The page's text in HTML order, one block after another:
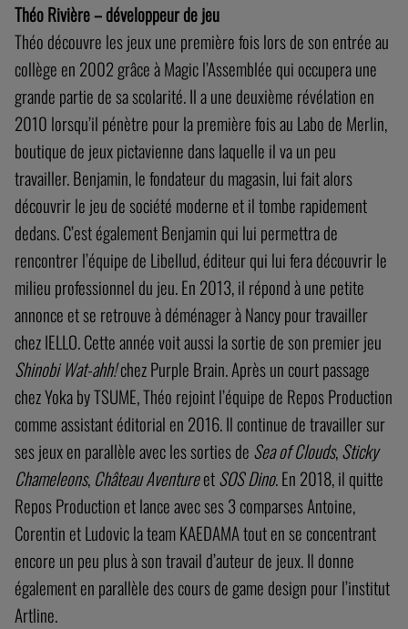
Théo Rivière – développeur de jeu
Théo découvre les jeux une première fois lors de son entrée au
collège en 2002 grâce à Magic l’Assemblée qui occupera une
grande partie de sa scolarité. Il a une deuxième révélation en
2010 lorsqu’il pénètre pour la première fois au Labo de Merlin,
boutique de jeux pictavienne dans laquelle il va un peu
travailler. Benjamin, le fondateur du magasin, lui fait alors
découvrir le jeu de société moderne et il tombe rapidement
dedans. C’est également Benjamin qui lui permettra de
rencontrer l’équipe de Libellud, éditeur qui lui fera découvrir le
milieu professionnel du jeu. En 2013, il répond à une petite
annonce et se retrouve à déménager à Nancy pour travailler
chez IELLO. Cette année voit aussi la sortie de son premier jeu
Shinobi Wat-ahh!chez Purple Brain. Après un court passage
chez Yoka by TSUME, Théo rejoint l’équipe de Repos Production
comme assistant éditorial en 2016. Il continue de travailler sur
ses jeux en parallèle avec les sorties de Sea of Clouds,Sticky
Chameleons, Château AventureetSOS Dino. En 2018, il quitte
Repos Production et lance avec ses 3 comparses Antoine,
Corentin et Ludovic la team KAEDAMA tout en se concentrant
encore un peu plus à son travail d’auteur de jeux. Il donne
également en parallèle des cours de game design pour l’institut
Artline.